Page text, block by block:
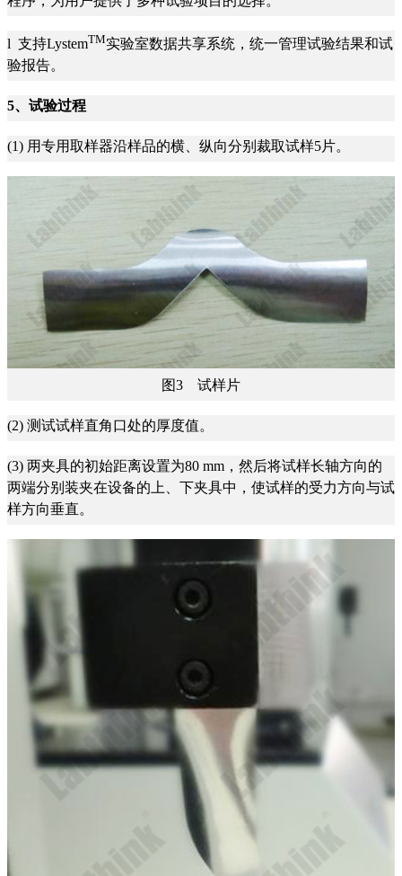
l 支持LystemTM实验室数据共享系统，统一管理试验结果和试
验报告。
5、试验过程
(1) 用专用取样器沿样品的横、纵向分别裁取试样5片。
图3 试样片
(2) 测试试样直角口处的厚度值。
(3) 两夹具的初始距离设置为80 mm，然后将试样长轴方向的
两端分别装夹在设备的上、下夹具中，使试样的受力方向与试
样方向垂直。